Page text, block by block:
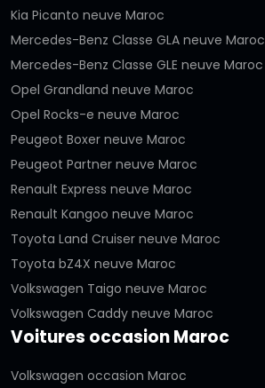
Kia Picanto neuve Maroc
Mercedes-Benz Classe GLA neuve Maroc
Mercedes-Benz Classe GLE neuve Maroc
Opel Grandland neuve Maroc
Opel Rocks-e neuve Maroc
Peugeot Boxer neuve Maroc
Peugeot Partner neuve Maroc
Renault Express neuve Maroc
Renault Kangoo neuve Maroc
Toyota Land Cruiser neuve Maroc
Toyota bZ4X neuve Maroc
Volkswagen Taigo neuve Maroc
Volkswagen Caddy neuve Maroc
Voitures occasion Maroc
Volkswagen occasion Maroc